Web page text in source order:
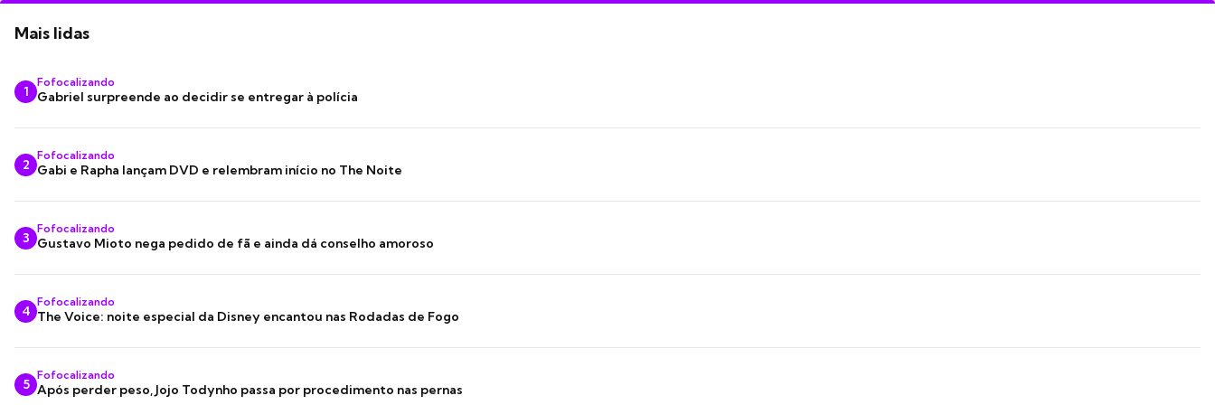
Mais lidas
1
Fofocalizando
Gabriel surpreende ao decidir se entregar à polícia
2
Fofocalizando
Gabi e Rapha lançam DVD e relembram início no The Noite
3
Fofocalizando
Gustavo Mioto nega pedido de fã e ainda dá conselho amoroso
4
Fofocalizando
The Voice: noite especial da Disney encantou nas Rodadas de Fogo
5
Fofocalizando
Após perder peso, Jojo Todynho passa por procedimento nas pernas